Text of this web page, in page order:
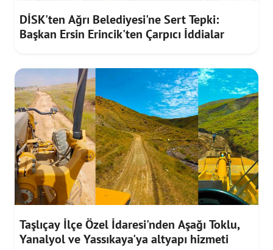
DİSK'ten Ağrı Belediyesi'ne Sert Tepki:
Başkan Ersin Erincik'ten Çarpıcı İddialar
Taşlıçay İlçe Özel İdaresi'nden Aşağı Toklu,
Yanalyol ve Yassıkaya'ya altyapı hizmeti